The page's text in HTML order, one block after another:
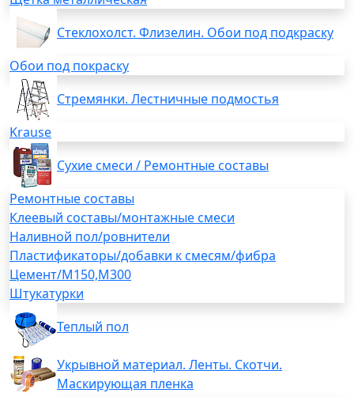
Стеклохолст. Флизелин. Обои под подкраску
Обои под покраску
Стремянки. Лестничные подмостья
Krause
Сухие смеси / Ремонтные составы
Ремонтные составы
Клеевый составы/монтажные смеси
Наливной пол/ровнители
Пластификаторы/добавки к смесям/фибра
Цемент/М150,М300
Штукатурки
Теплый пол
Укрывной материал. Ленты. Скотчи.
Маскирующая пленка